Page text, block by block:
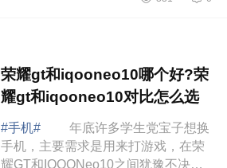
表现。作为目前开黑装备的独一档选
荣耀gt和iqooneo10哪个好?荣
耀gt和iqooneo10对比怎么选
#手机#
年底许多学生党宝子想换
手机，主要需求是用来打游戏，在荣
耀GT和IQOONeo10之间犹豫不决，